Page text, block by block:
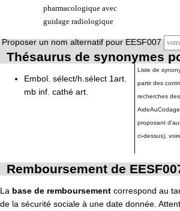
pharmacologique avec
guidage radiologique
Proposer un nom alternatif pour EESF007
Thésaurus de synonymes
Embol. sélect/h.sélect 1art.
mb inf. cathé art.
Liste de
partir des
recherches
proposant
ci-dessus),
Remboursement de
La base de remboursement correspond au
de la sécurité sociale à une date donnée.